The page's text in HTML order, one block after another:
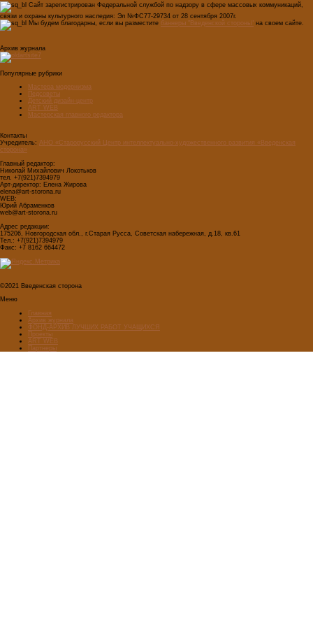
Сайт зарегистрирован Федеральной службой по надзору в сфере массовых коммуникаций,
связи и охраны культурного наследия: Эл №ФС77-29734 от 28 сентября 2007г.
Мы будем благодарны, если вы разместите баннеры "Введенской стороны" на своем сайте.
Архив журнала
Популярные рубрики
Мастера модернизма
Педсоветы
Детский дизайн-центр
ART WEB
Мастерская главного редактора
Контакты
Учредитель: АНО «Старорусский Центр интеллектуально-художественного развития «Введенская
сторона»
Главный редактор:
Николай Михайлович Локотьков
тел. +7(921)7394979
Арт-директор: Елена Жирова
elena@art-storona.ru
WEB:
Юрий Абраменков
web@art-storona.ru
Адрес редакции:
175206, Новгородская обл., г.Старая Русса, Советская набережная, д.18, кв.61
Тел.: +7(921)7394979
Факс: +7 8162 664472
©2021 Введенская сторона
Меню
Главная
Архив журнала
ФОНД-АРХИВ ЛУЧШИХ РАБОТ УЧАЩИХСЯ
Проекты
ART WEB
Партнеры